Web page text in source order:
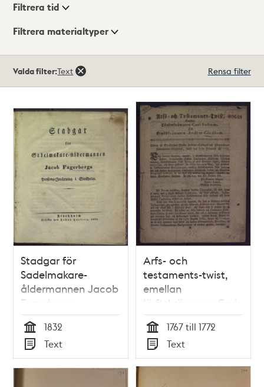
Visningsläge
Filtrera tid
Filtrera materialtyper
träffar
Valda filter:Text Rensa filter
Stadgar för
Sadelmakare-
åldermannen Jacob
Fagerbergs
pensions-inrättning i
Stockholm.
Tid
1832
Typ
Text
Arfs- och
testaments-twist,
emellan
lärftskrämaren Carl
Saebom, och
kryddkrämaren
Anders Gladhem.
Tid
1767 till 1772
Typ
Text